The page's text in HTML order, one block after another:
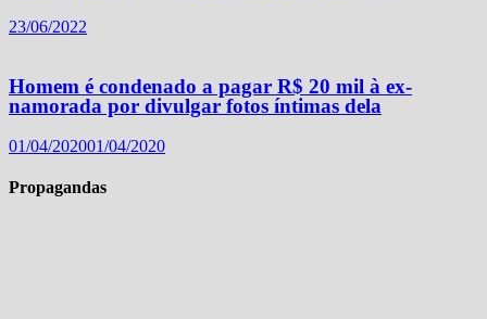
23/06/2022
Homem é condenado a pagar R$ 20 mil à ex-
namorada por divulgar fotos íntimas dela
01/04/202001/04/2020
Propagandas